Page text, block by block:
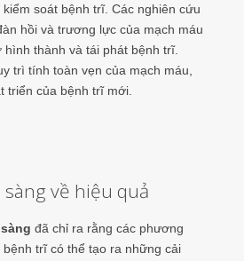
soát bệnh trĩ. Các nghiên cứu
hồi và trương lực của mạch máu
thành và tái phát bệnh trĩ.
trì tính toàn vẹn của mạch máu,
triển của bệnh trĩ mới.
về hiệu quả
đã chỉ ra rằng các phương
trĩ có thể tạo ra những cải